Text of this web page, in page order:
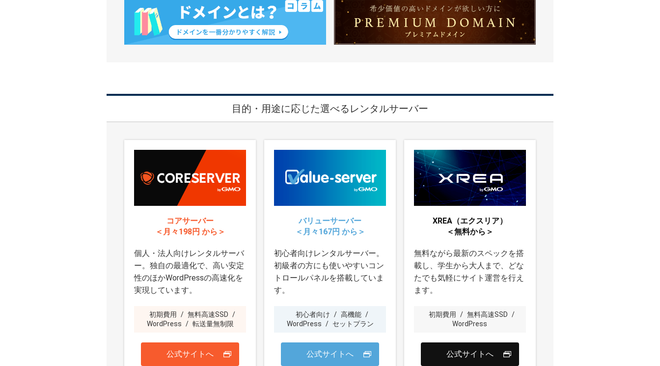
目的・用途に応じた選べるレンタルサーバー
コアサーバー
＜月々198円 から＞
個人・法人向けレンタルサーバ
ー。独自の最適化で、高い安定
性のほかWordPressの高速化を
実現しています。
初期費用 / 無料高速SSD /
WordPress / 転送量無制限
公式サイトへ
バリューサーバー
＜月々167円 から＞
初心者向けレンタルサーバー。
初級者の方にも使いやすいコン
トロールパネルを搭載していま
す。
初心者向け / 高機能 /
WordPress / セットプラン
公式サイトへ
XREA（エクスリア）
＜無料から＞
無料ながら最新のスペックを搭
載し、学生から大人まで、どな
たでも気軽にサイト運営を行え
ます。
初期費用 / 無料高速SSD /
WordPress
公式サイトへ